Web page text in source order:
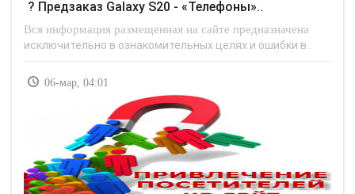
? Предзаказ Galaxy S20 - «Телефоны»..
Вся информация размещенная на сайте предназначена
исключительно в ознакомительных целях и ошибки в..
06-мар, 04:01